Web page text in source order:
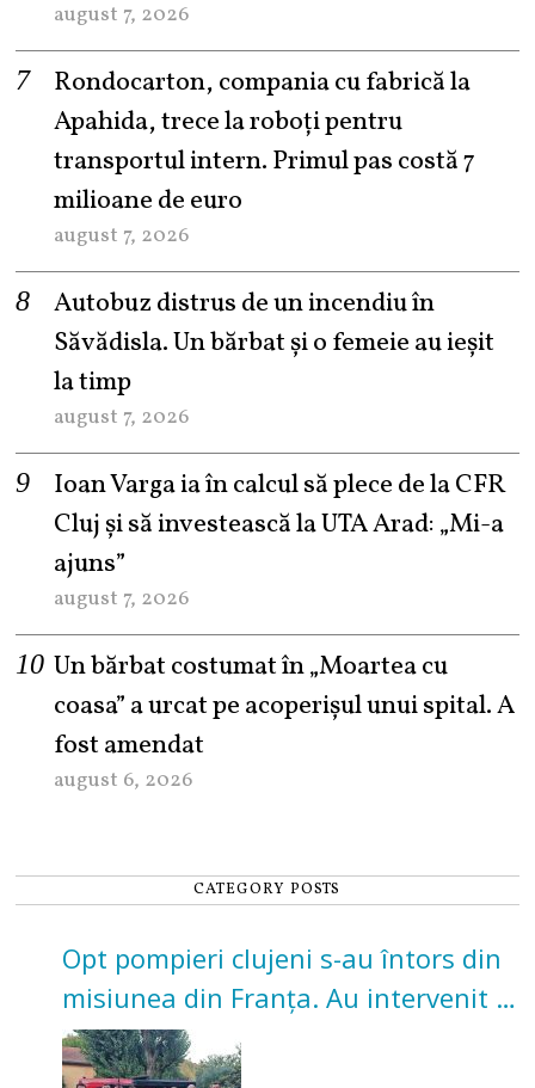
august 7, 2026
Rondocarton, compania cu fabrică la
Apahida, trece la roboți pentru
transportul intern. Primul pas costă 7
milioane de euro
august 7, 2026
Autobuz distrus de un incendiu în
Săvădisla. Un bărbat și o femeie au ieșit
la timp
august 7, 2026
Ioan Varga ia în calcul să plece de la CFR
Cluj și să investească la UTA Arad: „Mi-a
ajuns”
august 7, 2026
Un bărbat costumat în „Moartea cu
coasa” a urcat pe acoperișul unui spital. A
fost amendat
august 6, 2026
CATEGORY POSTS
Opt pompieri clujeni s-au întors din
misiunea din Franța. Au intervenit la
incendii de vegetație și pădure